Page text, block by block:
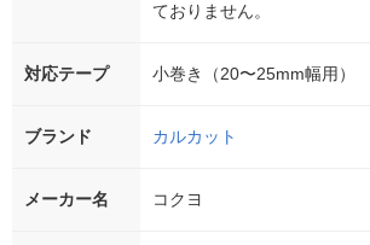
ておりません。
対応テープ 小巻き（20〜25mm幅用）
ブランド カルカット
メーカー名 コクヨ